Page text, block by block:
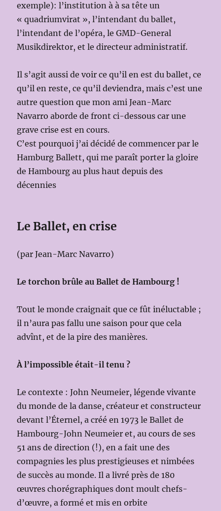
exemple): l’institution à à sa tête un
« quadriumvirat », l’intendant du ballet,
l’intendant de l’opéra, le GMD-General
Musikdirektor, et le directeur administratif.
Il s’agit aussi de voir ce qu’il en est du ballet, ce
qu’il en reste, ce qu’il deviendra, mais c’est une
autre question que mon ami Jean-Marc
Navarro aborde de front ci-dessous car une
grave crise est en cours.
C’est pourquoi j’ai décidé de commencer par le
Hamburg Ballett, qui me paraît porter la gloire
de Hambourg au plus haut depuis des
décennies
Le Ballet, en crise
(par Jean-Marc Navarro)
Le torchon brûle au Ballet de Hambourg !
Tout le monde craignait que ce fût inéluctable ;
il n’aura pas fallu une saison pour que cela
advînt, et de la pire des manières.
À l’impossible était-il tenu ?
Le contexte : John Neumeier, légende vivante
du monde de la danse, créateur et constructeur
devant l’Éternel, a créé en 1973 le Ballet de
Hambourg-John Neumeier et, au cours de ses
51 ans de direction (!), en a fait une des
compagnies les plus prestigieuses et nimbées
de succès au monde. Il a livré près de 180
œuvres chorégraphiques dont moult chefs-
d’œuvre, a formé et mis en orbite